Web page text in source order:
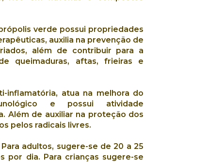
verde possui propriedades
, auxilia na prevenção de
, além de contribuir para a
queimaduras, aftas, frieiras e
inflamatória, atua na melhora do
e possui atividade
. Além de auxiliar na proteção dos
pelos radicais livres.
Para adultos, sugere-se de 20 a 25
por dia. Para crianças sugere-se